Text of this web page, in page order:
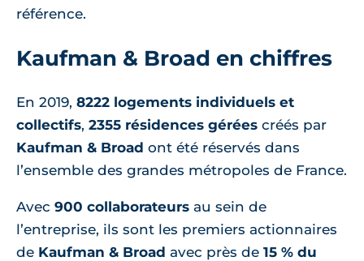
référence.
Kaufman & Broad en chiffres
En 2019, 8222 logements individuels et
collectifs, 2355 résidences gérées créés par
Kaufman & Broad ont été réservés dans
l’ensemble des grandes métropoles de France.
Avec 900 collaborateurs au sein de
l’entreprise, ils sont les premiers actionnaires
de Kaufman & Broad avec près de 15 % du